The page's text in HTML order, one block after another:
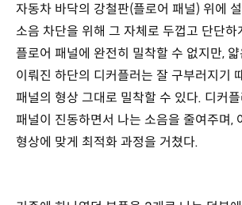
자동차 바닥의 강철판(플로어 패널) 위에
소음 차단을 위해 그 자체로 두껍고 단단하
플로어 패널에 완전히 밀착할 수 없지만,
이뤄진 하단의 디커플러는 잘 구부러지기
패널의 형상 그대로 밀착할 수 있다. 디커
패널이 진동하면서 나는 소음을 줄여주며,
형상에 맞게 최적화 과정을 거쳤다.